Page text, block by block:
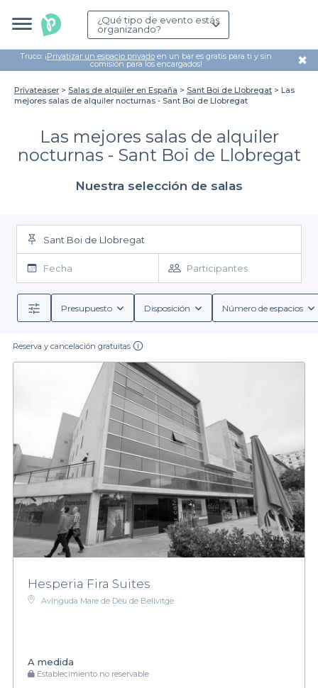
¿Qué tipo de evento estás
organizando?
Truco: ¡Privatizar un espacio privado en un bar es gratis para ti y sin
comisión para los encargados! ✖
Privateaser Salas de alquiler en España Sant Boi de Llobregat
Las
mejores salas de alquiler nocturnas - Sant Boi de Llobregat
Las mejores salas de alquiler
nocturnas - Sant Boi de Llobregat
Nuestra selección de salas
Sant Boi de Llobregat
Fecha Participantes
Presupuesto Disposición Número de espacios
Reserva y cancelación gratuitas
Hesperia Fira Suites
Avinguda Mare de Déu de Bellvitge
A medida
Establecimiento no reservable